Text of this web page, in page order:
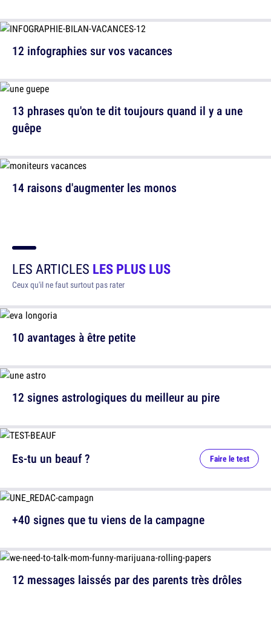
13 phrases qu'on te dit toujours quand il y a une
guêpe
12 infographies sur vos vacances
14 raisons d'augmenter les monos
LES ARTICLES LES PLUS LUS
Ceux qu'il ne faut surtout pas rater
10 avantages à être petite
12 signes astrologiques du meilleur au pire
12 messages laissés par des parents très drôles
Es-tu un beauf ? Faire le test
+40 signes que tu viens de la campagne